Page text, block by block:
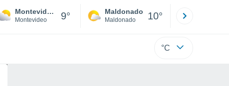
Montevideo
Montevideo 9° Maldonado
Maldonado 10°
°C